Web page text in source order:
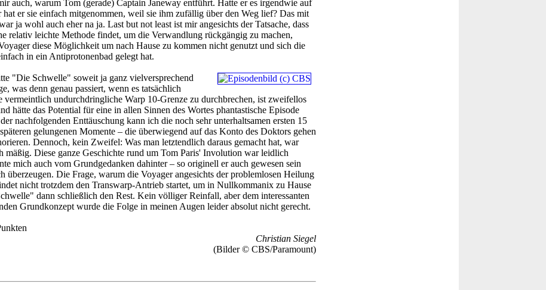
auch, warum Tom (gerade) Captain Janeway entführt. Hatte er es irgendwie auf
hat er sie einfach mitgenommen, weil sie ihm zufällig über den Weg lief? Das mit
ja wohl auch eher na ja. Last but not least ist mir angesichts der Tatsache, dass
relativ leichte Methode findet, um die Verwandlung rückgängig zu machen,
diese Möglichkeit um nach Hause zu kommen nicht genutzt und sich die
in ein Antiprotonenbad gelegt hat.
"Die Schwelle" soweit ja ganz vielversprechend
was denn genau passiert, wenn es tatsächlich
vermeintlich undurchdringliche Warp 10-Grenze zu durchbrechen, ist zweifellos
hätte das Potential für eine in allen Sinnen des Wortes phantastische Episode
nachfolgenden Enttäuschung kann ich die noch sehr unterhaltsamen ersten 15
gelungenen Momente – die überwiegend auf das Konto des Doktors gehen
Dennoch, kein Zweifel: Was man letztendlich daraus gemacht hat, war
mäßig. Diese ganze Geschichte rund um Tom Paris' Involution war leidlich
mich auch vom Grundgedanken dahinter – so originell er auch gewesen sein
überzeugen. Die Frage, warum die Voyager angesichts der problemlosen Heilung
nicht trotzdem den Transwarp-Antrieb startet, um in Nullkommanix zu Hause
dann schließlich den Rest. Kein völliger Reinfall, aber dem interessanten
Grundkonzept wurde die Folge in meinen Augen leider absolut nicht gerecht.
Christian Siegel
(Bilder © CBS/Paramount)